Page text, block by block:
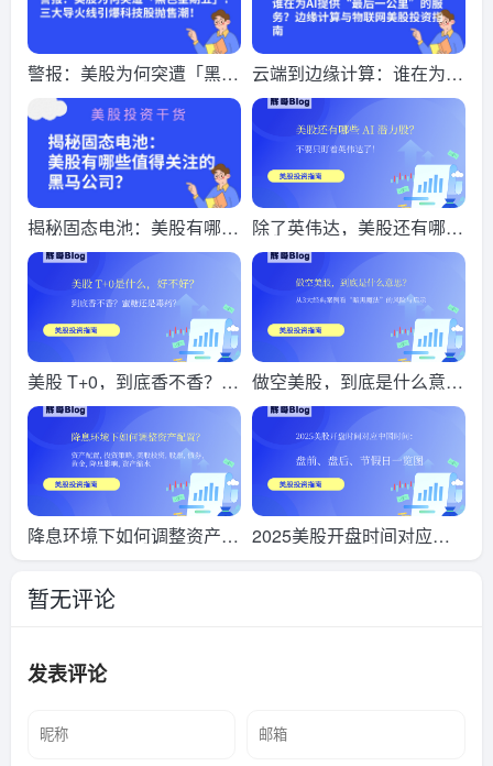
警报：美股为何突遭「黑色
星期五」？三大导火线引爆
科技股抛售潮！
云端到边缘计算：谁在为AI
提供“最后一公里”的服务？
边缘计算与物联网美股投资
指南
揭秘固态电池：美股有哪些
值得关注的黑马公司？
除了英伟达，美股还有哪些
AI 潜力股？
美股 T+0，到底香不香？蜜
糖还是毒药，一文说透
做空美股，到底是什么意
思？从3大经典案例看“暗黑
魔法”的风险与启示
降息环境下如何调整资产配
置？新手必看美股投资指南
2025美股开盘时间对应中
国时间：盘前、盘后、节假
暂无评论
发表评论